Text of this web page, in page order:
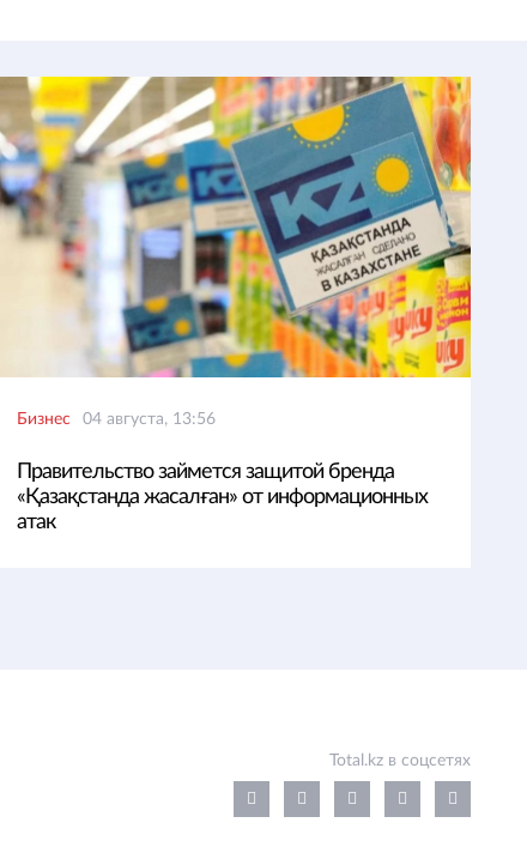
Бизнес 04 августа, 13:56
Правительство займется защитой бренда
«Қазақстанда жасалған» от информационных
атак
Total.kz в соцсетях